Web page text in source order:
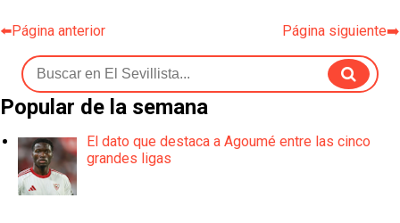
⬅️Página anterior Página siguiente➡️
Popular de la semana
El dato que destaca a Agoumé entre las cinco
grandes ligas